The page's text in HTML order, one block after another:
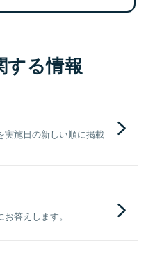
する情報
実施日の新しい順に掲載
答えします。